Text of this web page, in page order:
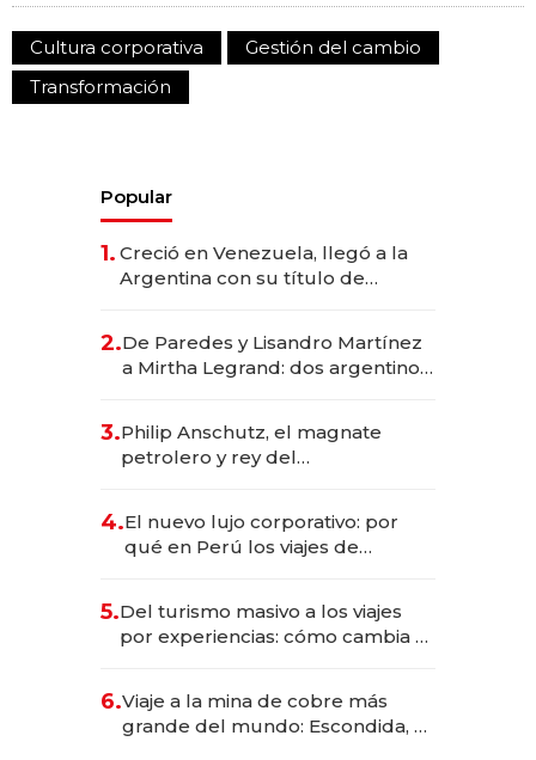
Cultura corporativa
Gestión del cambio
Transformación
Popular
1. Creció en Venezuela, llegó a la
Argentina con su título de
las marcas "fast premium"
2.De Paredes y Lisandro Martínez
a Mirtha Legrand: dos argentinos
3.Philip Anschutz, el magnate
petrolero y rey del
Fénix
4.El nuevo lujo corporativo: por
qué en Perú los viajes de
transformadoras
5.Del turismo masivo a los viajes
por experiencias: cómo cambia el
6.Viaje a la mina de cobre más
grande del mundo: Escondida, el